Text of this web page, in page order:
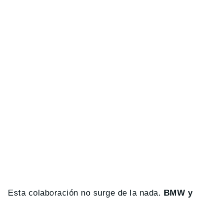
Esta colaboración no surge de la nada. BMW y